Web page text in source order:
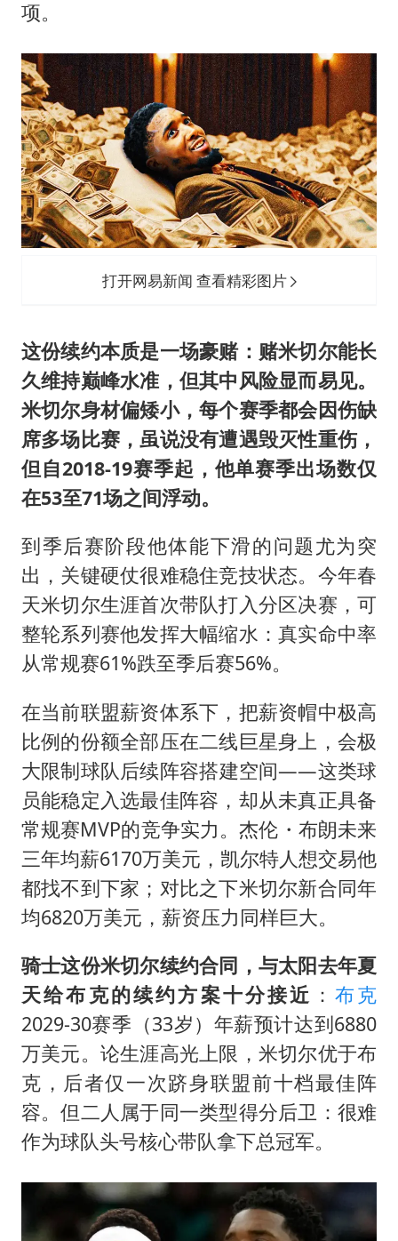
项。
打开网易新闻 查看精彩图片
这份续约本质是一场豪赌：赌米切尔能长
久维持巅峰水准，但其中风险显而易见。
米切尔身材偏矮小，每个赛季都会因伤缺
席多场比赛，虽说没有遭遇毁灭性重伤，
但自2018-19赛季起，他单赛季出场数仅
在53至71场之间浮动。
到季后赛阶段他体能下滑的问题尤为突
出，关键硬仗很难稳住竞技状态。今年春
天米切尔生涯首次带队打入分区决赛，可
整轮系列赛他发挥大幅缩水：真实命中率
从常规赛61%跌至季后赛56%。
在当前联盟薪资体系下，把薪资帽中极高
比例的份额全部压在二线巨星身上，会极
大限制球队后续阵容搭建空间——这类球
员能稳定入选最佳阵容，却从未真正具备
常规赛MVP的竞争实力。杰伦・布朗未来
三年均薪6170万美元，凯尔特人想交易他
都找不到下家；对比之下米切尔新合同年
均6820万美元，薪资压力同样巨大。
骑士这份米切尔续约合同，与太阳去年夏
天给布克的续约方案十分接近 ： 布克
2029-30赛季（33岁）年薪预计达到6880
万美元。论生涯高光上限，米切尔优于布
克，后者仅一次跻身联盟前十档最佳阵
容。但二人属于同一类型得分后卫：很难
作为球队头号核心带队拿下总冠军。